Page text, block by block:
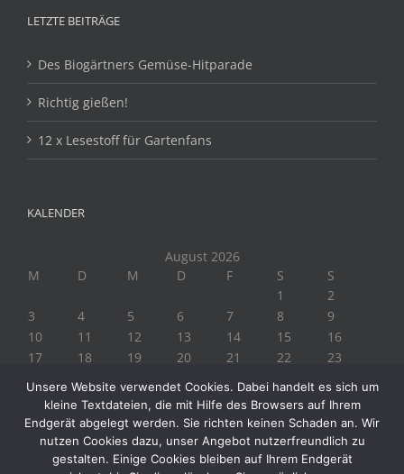
LETZTE BEITRÄGE
Des Biogärtners Gemüse-Hitparade
Richtig gießen!
12 x Lesestoff für Gartenfans
KALENDER
August 2026
M
D M D F S
S
1
2
3
4 5 6 7 8
9
10
11 12 13 14 15
16
17
18 19 20 21 22
23
« Juli
Unsere Website verwendet Cookies. Dabei handelt es sich um
kleine Textdateien, die mit Hilfe des Browsers auf Ihrem
Endgerät abgelegt werden. Sie richten keinen Schaden an. Wir
nutzen Cookies dazu, unser Angebot nutzerfreundlich zu
gestalten. Einige Cookies bleiben auf Ihrem Endgerät